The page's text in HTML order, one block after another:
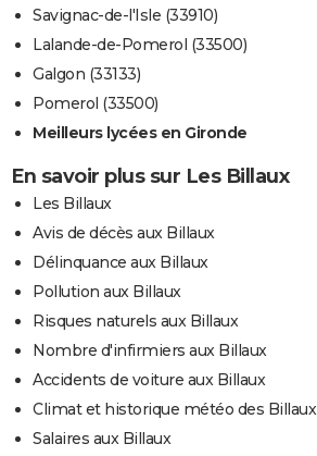
Savignac-de-l'Isle (33910)
Lalande-de-Pomerol (33500)
Galgon (33133)
Pomerol (33500)
Meilleurs lycées en Gironde
En savoir plus sur Les Billaux
Les Billaux
Avis de décès aux Billaux
Délinquance aux Billaux
Pollution aux Billaux
Risques naturels aux Billaux
Nombre d'infirmiers aux Billaux
Accidents de voiture aux Billaux
Climat et historique météo des Billaux
Salaires aux Billaux